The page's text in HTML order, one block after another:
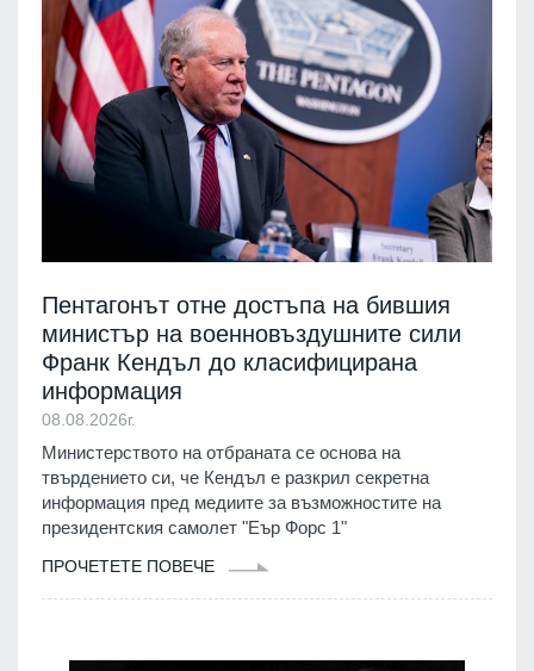
Пентагонът отне достъпа на бившия
министър на военновъздушните сили
Франк Кендъл до класифицирана
информация
08.08.2026г.
Министерството на отбраната се основа на
твърдението си, че Кендъл е разкрил секретна
информация пред медиите за възможностите на
президентския самолет "Еър Форс 1"
ПРОЧЕТЕТЕ ПОВЕЧЕ